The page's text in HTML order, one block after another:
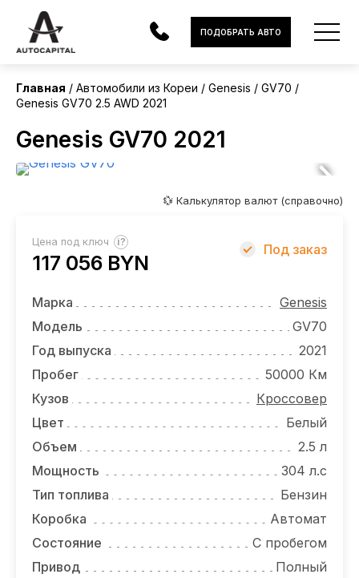
АВТОМОБИЛИ
ЭЛЕКТРОМОБИЛИ
УСЛУГИ
НОВОСТИ
ОТЗЫВЫ
ВАКАНСИИ
О КОМПАНИИ
КОНТАКТЫ
ПОДОБРАТЬ АВТО
Главная Автомобили из Кореи Genesis
GV70
Genesis GV70 2.5 AWD 2021
Genesis GV70 2021
Корея
💱 Калькулятор валют (справочно)
Цена под ключ ?
117 056 BYN
Под заказ
Марка
Genesis
Модель
GV70
Год выпуска
2021
Пробег
50000 Км
Кузов
Кроссовер
Цвет
Белый
Объем
2.5 л
Мощность
304 л.с
Тип топлива
Бензин
Коробка
Автомат
Состояние
С пробегом
Привод
Полный